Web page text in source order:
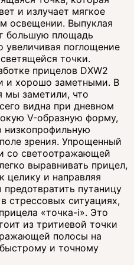
и излучает мягкое
освещении. Выпуклая
большую площадь
увеличивая поглощение
точки.
прицелов DXW2
и хорошо заметными. В
мы заметили, что
видна при дневном
V-образную форму,
низкопрофильную
зрения. Упрощенный
со светоотражающей
выравнивать прицел,
целику и направляя
путаницу
ситуациях,
«точка-i». Это
из тритиевой точки
полосы на
и точному